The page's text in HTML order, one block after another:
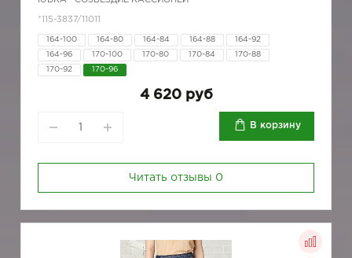
*115-3837/11011
164-100 164-80 164-84 164-88 164-92
164-96 170-100 170-80 170-84 170-88
170-92 170-96
4 620 руб
В корзину
Читать отзывы 0